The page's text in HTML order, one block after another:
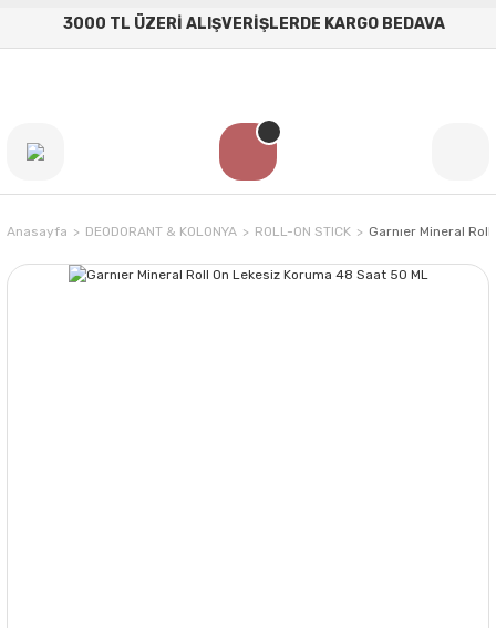
3000 TL ÜZERİ ALIŞVERİŞLERDE KARGO BEDAVA
Anasayfa DEODORANT & KOLONYA ROLL-ON STICK Garnıer Mineral